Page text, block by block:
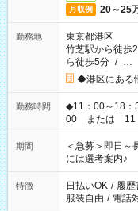
月収例 20～25
勤務地
東京都港区
竹芝駅から徒歩
ら徒歩5分 / …
◆港区にある
勤務時間
◆11：00～18：
00 または 11：30～18：30
ば前職が、 在宅
スタッフ スイ
業界から入社し
期間
＜急募＞即日～
には選考案内♪
特徴 日払いOK / 履歴
服装自由 / 電話